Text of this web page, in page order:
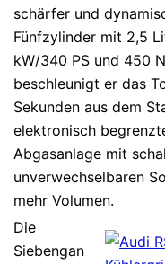
schärfer und
Fünfzylinder mit 2,5
kW/340 PS und 450
beschleunigt er das
Sekunden aus dem
elektronisch
Abgasanlage mit
unverwechselbaren
mehr Volumen.
Die
Siebengan